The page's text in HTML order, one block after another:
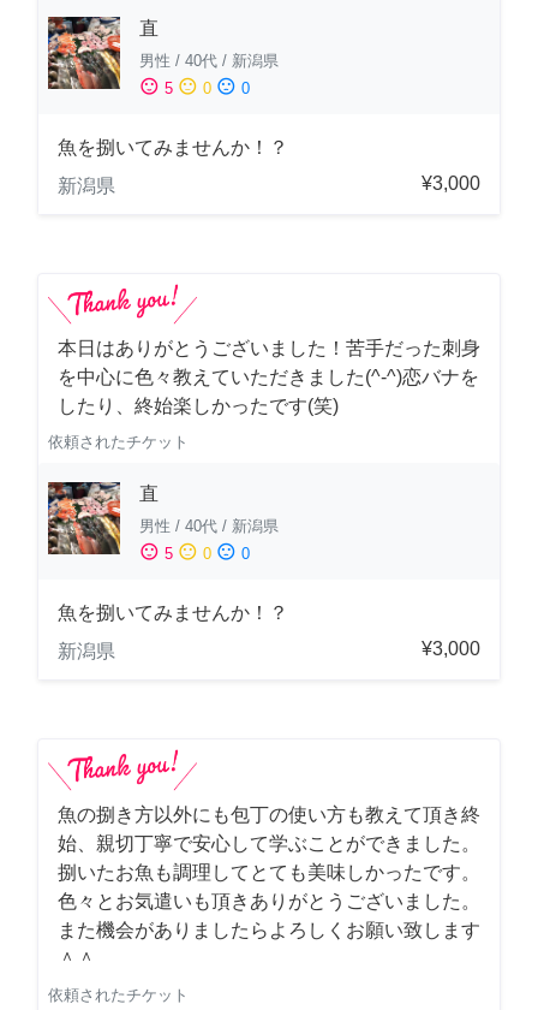
直
男性 / 40代 / 新潟県
sentiment_satisfied 5 sentiment_neutral 0 sentiment_dissatisfied 0
魚を捌いてみませんか！？
新潟県
¥3,000
本日はありがとうございました！苦手だった刺身
を中心に色々教えていただきました(^-^)恋バナを
したり、終始楽しかったです(笑)
依頼されたチケット
直
男性 / 40代 / 新潟県
sentiment_satisfied 5 sentiment_neutral 0 sentiment_dissatisfied 0
魚を捌いてみませんか！？
新潟県
¥3,000
魚の捌き方以外にも包丁の使い方も教えて頂き終
始、親切丁寧で安心して学ぶことができました。
捌いたお魚も調理してとても美味しかったです。
色々とお気遣いも頂きありがとうございました。
また機会がありましたらよろしくお願い致します
＾＾
依頼されたチケット